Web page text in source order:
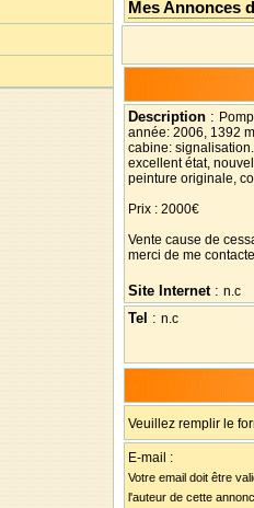
Mes Annonces
Description :
année: 2006, 1392
cabine: signalisation.
excellent état,
peinture originale,
Prix : 2000€
Vente cause de
merci de me
Site Internet: n.c
Tel : n.c
Veuillez remplir le
E-mail :
Votre email doit être
l'auteur de cette